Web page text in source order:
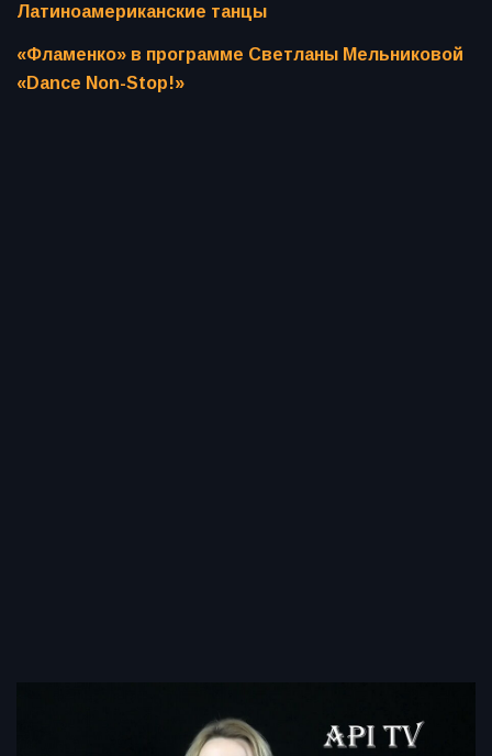
Латиноамериканские танцы
«Фламенко» в программе Светланы Мельниковой
«Dance Non-Stop!»